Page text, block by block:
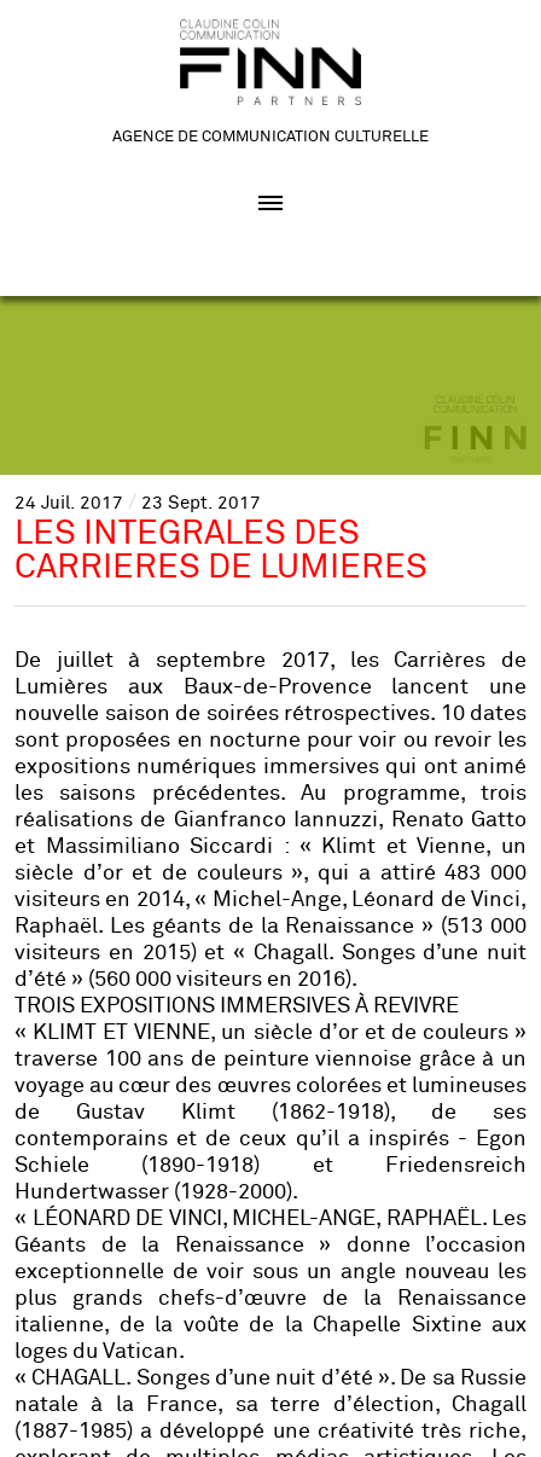
AGENCE DE COMMUNICATION CULTURELLE
24 Juil. 2017 23 Sept. 2017
LES INTEGRALES DES
CARRIERES DE LUMIERES
De juillet à septembre 2017, les Carrières de
Lumières aux Baux-de-Provence lancent une
nouvelle saison de soirées rétrospectives. 10 dates
sont proposées en nocturne pour voir ou revoir les
expositions numériques immersives qui ont animé
les saisons précédentes. Au programme, trois
réalisations de Gianfranco Iannuzzi, Renato Gatto
et Massimiliano Siccardi : « Klimt et Vienne, un
siècle d’or et de couleurs », qui a attiré 483 000
visiteurs en 2014, « Michel-Ange, Léonard de Vinci,
Raphaël. Les géants de la Renaissance » (513 000
visiteurs en 2015) et « Chagall. Songes d’une nuit
d’été » (560 000 visiteurs en 2016).
TROIS EXPOSITIONS IMMERSIVES À REVIVRE
« KLIMT ET VIENNE, un siècle d’or et de couleurs »
traverse 100 ans de peinture viennoise grâce à un
voyage au cœur des œuvres colorées et lumineuses
de Gustav Klimt (1862-1918), de ses
contemporains et de ceux qu’il a inspirés - Egon
Schiele (1890-1918) et Friedensreich
Hundertwasser (1928-2000).
« LÉONARD DE VINCI, MICHEL-ANGE, RAPHAËL. Les
Géants de la Renaissance » donne l’occasion
exceptionnelle de voir sous un angle nouveau les
plus grands chefs-d’œuvre de la Renaissance
italienne, de la voûte de la Chapelle Sixtine aux
loges du Vatican.
« CHAGALL. Songes d’une nuit d’été ». De sa Russie
natale à la France, sa terre d’élection, Chagall
(1887-1985) a développé une créativité très riche,